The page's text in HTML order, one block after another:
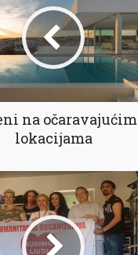
na očaravajućim
lokacijama